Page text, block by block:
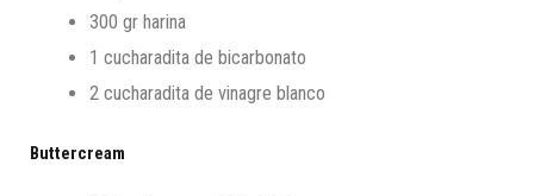
300 gr harina
1 cucharadita de bicarbonato
2 cucharadita de vinagre blanco
Buttercream